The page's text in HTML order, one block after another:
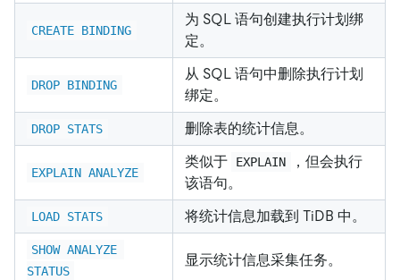
CREATE BINDING
为 SQL 语句创建执行计划绑
定。
DROP BINDING
从 SQL 语句中删除执行计划
绑定。
DROP STATS 删除表的统计信息。
EXPLAIN ANALYZE
类似于 EXPLAIN
，但会执行
该语句。
LOAD STATS 将统计信息加载到 TiDB 中。
SHOW ANALYZE
STATUS
显示统计信息采集任务。